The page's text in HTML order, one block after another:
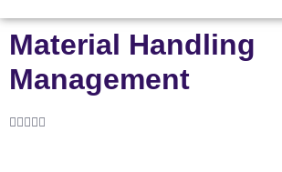
Material Handling
Management
    